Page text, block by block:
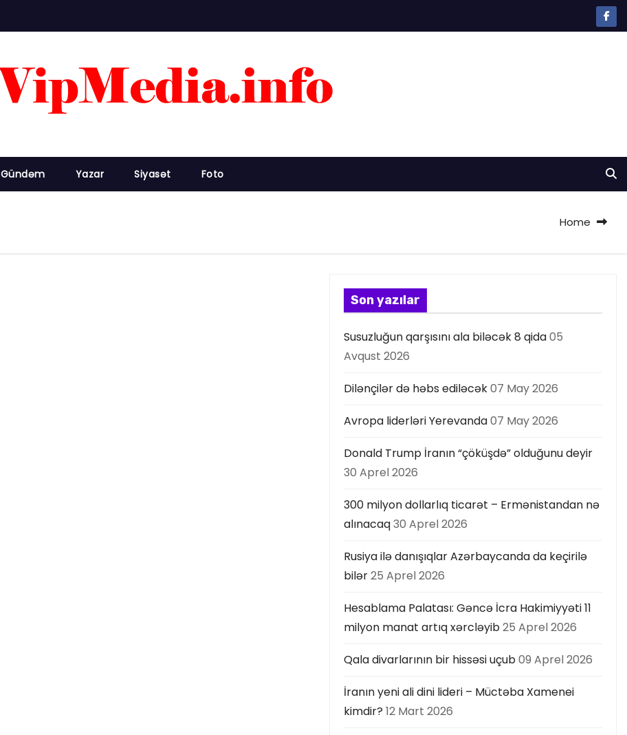
Gündəm Yazar Siyasət Foto
Home
Son yazılar
Susuzluğun qarşısını ala biləcək 8 qida05
Avqust 2026
Dilənçilər də həbs ediləcək07 May 2026
Avropa liderləri Yerevanda07 May 2026
Donald Trump İranın “çöküşdə” olduğunu deyir
30 Aprel 2026
300 milyon dollarlıq ticarət – Ermənistandan nə
alınacaq30 Aprel 2026
Rusiya ilə danışıqlar Azərbaycanda da keçirilə
bilər25 Aprel 2026
Hesablama Palatası: Gəncə İcra Hakimiyyəti 11
milyon manat artıq xərcləyib25 Aprel 2026
Qala divarlarının bir hissəsi uçub09 Aprel 2026
İranın yeni ali dini lideri – Müctəba Xamenei
kimdir? 12 Mart 2026